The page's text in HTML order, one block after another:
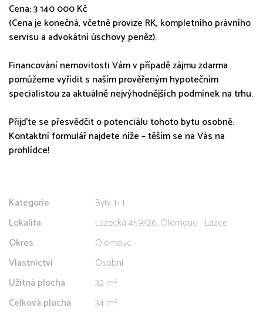
Cena: 3 140 000 Kč
(Cena je konečná, včetně provize RK, kompletního právního
servisu a advokátní úschovy peněz).
Financování nemovitosti Vám v případě zájmu zdarma
pomůžeme vyřídit s naším prověřeným hypotečním
specialistou za aktuálně nejvýhodnějších podmínek na trhu.
Přijďte se přesvědčit o potenciálu tohoto bytu osobně.
Kontaktní formulář najdete níže – těším se na Vás na
prohlídce!
Kategorie
Byty 1+1
Lokalita
Lazecká 459/26, Olomouc - Lazce
Okres
Olomouc
Vlastnictví
Osobní
Užitná plocha
32 m²
Celková plocha
34 m²